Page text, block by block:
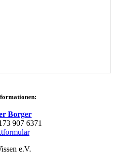
Borger
907 6371
e.V.